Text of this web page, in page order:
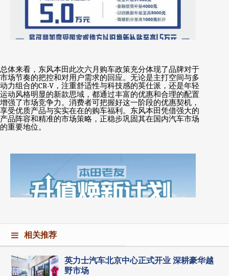
总体来看，东风本田此次六月购车政策充分体现了品牌对于
市场节奏的把控和对用户需求的回应。无论是主打空间与多
动力组合的CR-V ，注重舒适性与科技感的英仕派，还是年轻
运动风格明显的新款思域，都通过丰富的优惠和合理的配置
增强了市场竞争力。消费者可把握好这一阶段的优惠契机，
享受优质产品与实实在在的购车福利。东风本田凭借强大的
产品阵容和精准的市场策略，正稳步巩固其在国内汽车市场
的重要地位。
相关推荐
英力士汽车北京中心正式开业 深耕豪华越
野市场